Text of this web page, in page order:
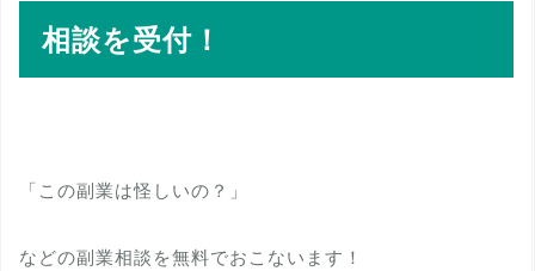
相談を受付！
「この副業は怪しいの？」
などの副業相談を無料でおこないます！